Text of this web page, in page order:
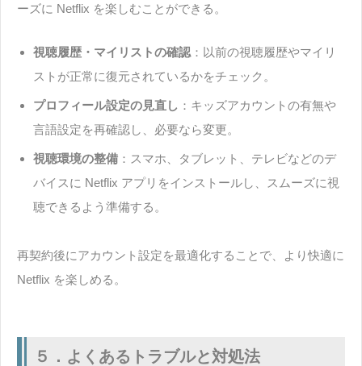
ーズに Netflix を楽しむことができる。
視聴履歴・マイリストの確認 ：以前の視聴履歴やマイリ
ストが正常に復元されているかをチェック。
プロフィール設定の見直し ：キッズアカウントの有無や
言語設定を再確認し、必要なら変更。
視聴環境の整備 ：スマホ、タブレット、テレビなどのデ
バイスに Netflix アプリをインストールし、スムーズに視
聴できるよう準備する。
再契約後にアカウント設定を最適化することで、より快適に
Netflix を楽しめる。
５．よくあるトラブルと対処法